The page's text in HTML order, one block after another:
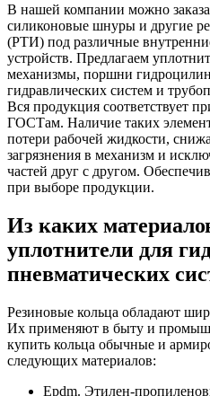
В нашей компании можно
силиконовые шнуры и другие
(РТИ) под различные
устройств. Предлагаем
механизмы, поршни
гидравлических систем и
Вся продукция соответствует
ГОСТам. Наличие таких
потери рабочей жидкости,
загрязнения в механизм и
частей друг с другом.
при выборе продукции.
Из каких
уплотнители для
пневматических
Резиновые кольца обладают
Их применяют в быту и
купить кольца обычные и
следующих материалов:
Epdm. Этилен-